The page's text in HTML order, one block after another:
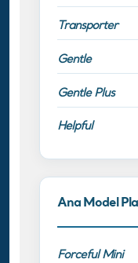
Transporter
Gentle
Gentle Plus
Helpful
Ana Model
Forceful Mini